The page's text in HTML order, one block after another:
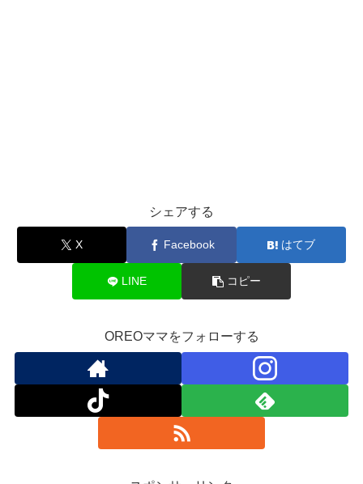
シェアする
X Facebook はてブ
LINE コピー
OREOママをフォローする